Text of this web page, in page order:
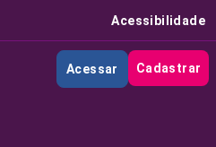
Acessibilidade
Acessar Cadastrar